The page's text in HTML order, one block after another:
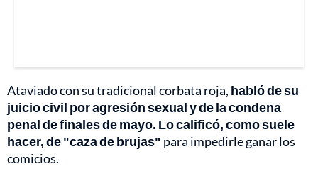
Ataviado con su tradicional corbata roja, habló de su
juicio civil por agresión sexual y de la condena
penal de finales de mayo. Lo calificó, como suele
hacer, de "caza de brujas" para impedirle ganar los
comicios.